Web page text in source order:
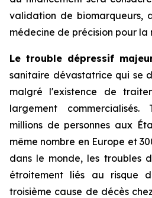
validation de biomarqueurs,
médecine de précision pour la
Le trouble dépressif
sanitaire dévastatrice qui se
malgré l'existence de
largement commercialisés.
millions de personnes aux
même nombre en Europe et
dans le monde, les troubles
étroitement liés au risque
troisième cause de décès